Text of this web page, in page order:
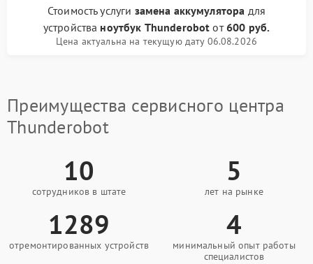
Стоимость услуги замена аккумулятора для
устройства ноутбук Thunderobot от600 руб.
Цена актуальна на текущую дату 06.08.2026
Преимущества сервисного центра
Thunderobot
10
сотрудников в штате
5
лет на рынке
1289
отремонтированных устройств
4
минимальный опыт работы
специалистов